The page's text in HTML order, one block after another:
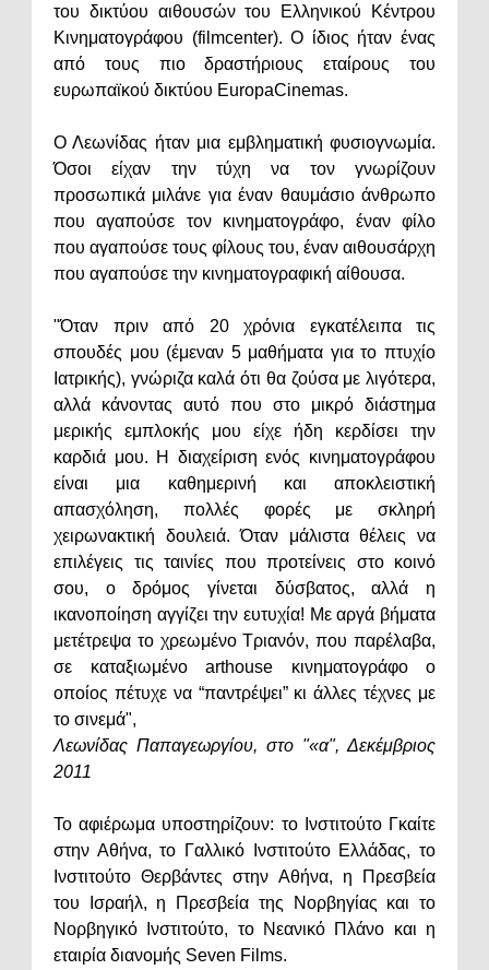
του δικτύου αιθουσών του Ελληνικού Κέντρου
Κινηματογράφου (filmcenter). Ο ίδιος ήταν ένας
από τους πιο δραστήριους εταίρους του
ευρωπαϊκού δικτύου EuropaCinemas.
Ο Λεωνίδας ήταν μια εμβληματική φυσιογνωμία.
Όσοι είχαν την τύχη να τον γνωρίζουν
προσωπικά μιλάνε για έναν θαυμάσιο άνθρωπο
που αγαπούσε τον κινηματογράφο, έναν φίλο
που αγαπούσε τους φίλους του, έναν αιθουσάρχη
που αγαπούσε την κινηματογραφική αίθουσα.
"Όταν πριν από 20 χρόνια εγκατέλειπα τις
σπουδές μου (έμεναν 5 μαθήματα για το πτυχίο
Ιατρικής), γνώριζα καλά ότι θα ζούσα με λιγότερα,
αλλά κάνοντας αυτό που στο μικρό διάστημα
μερικής εμπλοκής μου είχε ήδη κερδίσει την
καρδιά μου. Η διαχείριση ενός κινηματογράφου
είναι μια καθημερινή και αποκλειστική
απασχόληση, πολλές φορές με σκληρή
χειρωνακτική δουλειά. Όταν μάλιστα θέλεις να
επιλέγεις τις ταινίες που προτείνεις στο κοινό
σου, ο δρόμος γίνεται δύσβατος, αλλά η
ικανοποίηση αγγίζει την ευτυχία! Με αργά βήματα
μετέτρεψα το χρεωμένο Τριανόν, που παρέλαβα,
σε καταξιωμένο arthouse κινηματογράφο ο
οποίος πέτυχε να “παντρέψει” κι άλλες τέχνες με
το σινεμά",
Λεωνίδας Παπαγεωργίου, στο "«α", Δεκέμβριος
2011
Το αφιέρωμα υποστηρίζουν: το Ινστιτούτο Γκαίτε
στην Αθήνα, το Γαλλικό Ινστιτούτο Ελλάδας, το
Ινστιτούτο Θερβάντες στην Αθήνα, η Πρεσβεία
του Ισραήλ, η Πρεσβεία της Νορβηγίας και το
Νορβηγικό Ινστιτούτο, το Νεανικό Πλάνο και η
εταιρία διανομής Seven Films.